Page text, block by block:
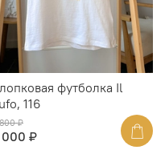
футболка Il
116
₽
₽